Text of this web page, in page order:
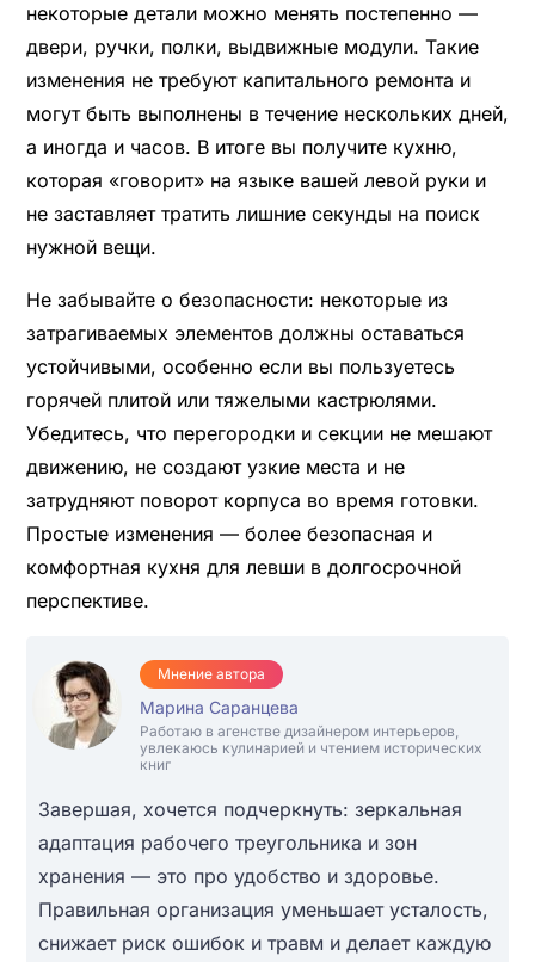
некоторые детали можно менять постепенно —
двери, ручки, полки, выдвижные модули. Такие
изменения не требуют капитального ремонта и
могут быть выполнены в течение нескольких дней,
а иногда и часов. В итоге вы получите кухню,
которая «говорит» на языке вашей левой руки и
не заставляет тратить лишние секунды на поиск
нужной вещи.
Не забывайте о безопасности: некоторые из
затрагиваемых элементов должны оставаться
устойчивыми, особенно если вы пользуетесь
горячей плитой или тяжелыми кастрюлями.
Убедитесь, что перегородки и секции не мешают
движению, не создают узкие места и не
затрудняют поворот корпуса во время готовки.
Простые изменения — более безопасная и
комфортная кухня для левши в долгосрочной
перспективе.
Мнение автора
Марина Саранцева
Работаю в агенстве дизайнером интерьеров,
увлекаюсь кулинарией и чтением исторических
книг
Завершая, хочется подчеркнуть: зеркальная
адаптация рабочего треугольника и зон
хранения — это про удобство и здоровье.
Правильная организация уменьшает усталость,
снижает риск ошибок и травм и делает каждую